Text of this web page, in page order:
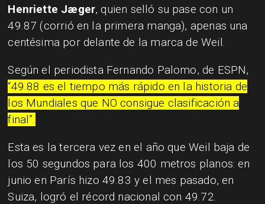
Henriette Jæger, quien selló su pase con un
49.87 (corrió en la primera manga), apenas una
centésima por delante de la marca de Weil.
Según el periodista Fernando Palomo, de ESPN,
“49.88 es el tiempo más rápido en la historia de
los Mundiales que NO consigue clasificación a
final”.
Esta es la tercera vez en el año que Weil baja de
los 50 segundos para los 400 metros planos: en
junio en París hizo 49.83 y el mes pasado, en
Suiza, logró el récord nacional con 49.72.